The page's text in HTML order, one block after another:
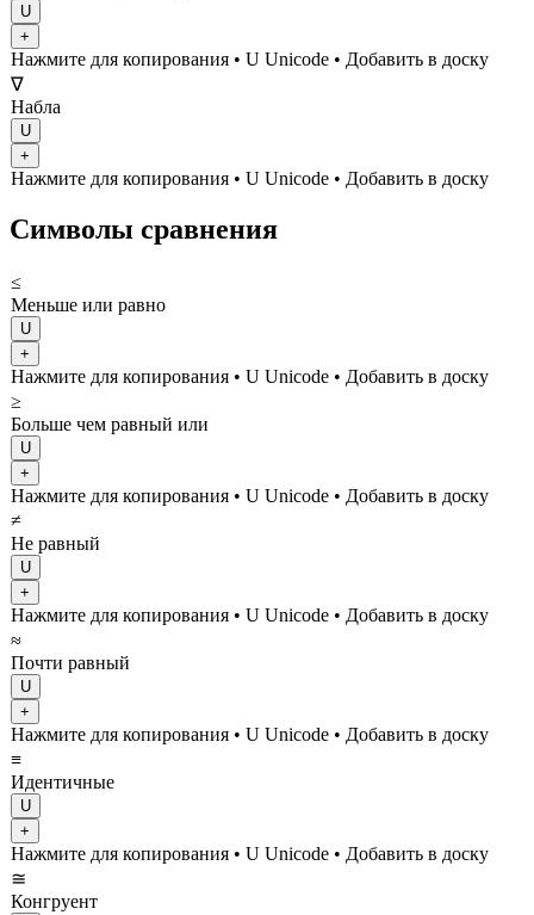
U
+
Нажмите для копирования • U Unicode • Добавить в доску
∇
Набла
U
+
Нажмите для копирования • U Unicode • Добавить в доску
Символы сравнения
≤
Меньше или равно
U
+
Нажмите для копирования • U Unicode • Добавить в доску
≥
Больше чем равный или
U
+
Нажмите для копирования • U Unicode • Добавить в доску
≠
Не равный
U
+
Нажмите для копирования • U Unicode • Добавить в доску
≈
Почти равный
U
+
Нажмите для копирования • U Unicode • Добавить в доску
≡
Идентичные
U
+
Нажмите для копирования • U Unicode • Добавить в доску
≅
Конгруент